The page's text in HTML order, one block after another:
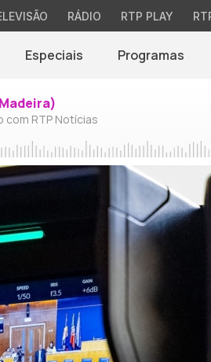
RÁDIO RTP PLAY
Especiais Programas
com RTP Notícias